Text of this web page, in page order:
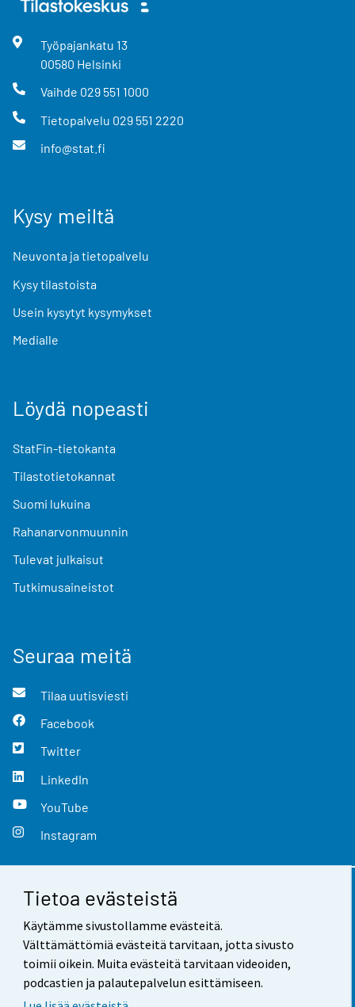
Tietoa evästeistä
Käytämme sivustollamme evästeitä.
Välttämättömiä evästeitä tarvitaan, jotta sivusto
toimii oikein. Muita evästeitä tarvitaan videoiden,
podcastien ja palautepalvelun esittämiseen.
Työpajankatu 13
00580 Helsinki
Vaihde 029 551 1000
Tietopalvelu 029 551 2220
info@stat.fi
Kysy meiltä
Neuvonta ja tietopalvelu
Kysy tilastoista
Usein kysytyt kysymykset
Medialle
Löydä nopeasti
StatFin-tietokanta
Tilastotietokannat
Suomi lukuina
Rahanarvonmuunnin
Tulevat julkaisut
Tutkimusaineistot
Seuraa meitä
Tilaa uutisviesti
Facebook
Twitter
LinkedIn
YouTube
Instagram
Yhteystiedot
Palaute
Käyttöehdot